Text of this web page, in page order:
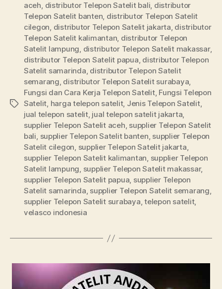
aceh, distributor Telepon Satelit bali, distributor
Telepon Satelit banten, distributor Telepon Satelit
cilegon, distributor Telepon Satelit jakarta, distributor
Telepon Satelit kalimantan, distributor Telepon
Satelit lampung, distributor Telepon Satelit makassar,
distributor Telepon Satelit papua, distributor Telepon
Satelit samarinda, distributor Telepon Satelit
semarang, distributor Telepon Satelit surabaya,
Fungsi dan Cara Kerja Telepon Satelit, Fungsi Telepon
Satelit, harga telepon satelit, Jenis Telepon Satelit,
jual telepon satelit, jual telepon satelit jakarta,
supplier Telepon Satelit aceh, supplier Telepon Satelit
bali, supplier Telepon Satelit banten, supplier Telepon
Satelit cilegon, supplier Telepon Satelit jakarta,
supplier Telepon Satelit kalimantan, supplier Telepon
Satelit lampung, supplier Telepon Satelit makassar,
supplier Telepon Satelit papua, supplier Telepon
Satelit samarinda, supplier Telepon Satelit semarang,
supplier Telepon Satelit surabaya,telepon satelit,
velasco indonesia